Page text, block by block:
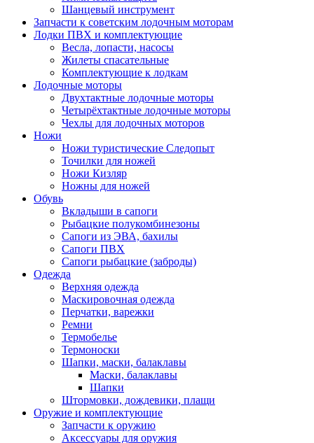
Шанцевый инструмент
Запчасти к советским лодочным моторам
Лодки ПВХ и комплектующие
Весла, лопасти, насосы
Жилеты спасательные
Комплектующие к лодкам
Лодочные моторы
Двухтактные лодочные моторы
Четырёхтактные лодочные моторы
Чехлы для лодочных моторов
Ножи
Ножи туристические Следопыт
Точилки для ножей
Ножи Кизляр
Ножны для ножей
Обувь
Вкладыши в сапоги
Рыбацкие полукомбинезоны
Сапоги из ЭВА, бахилы
Сапоги ПВХ
Сапоги рыбацкие (заброды)
Одежда
Верхняя одежда
Маскировочная одежда
Перчатки, варежки
Ремни
Термобелье
Термоноски
Шапки, маски, балаклавы
Маски, балаклавы
Шапки
Штормовки, дождевики, плащи
Оружие и комплектующие
Запчасти к оружию
Аксессуары для оружия